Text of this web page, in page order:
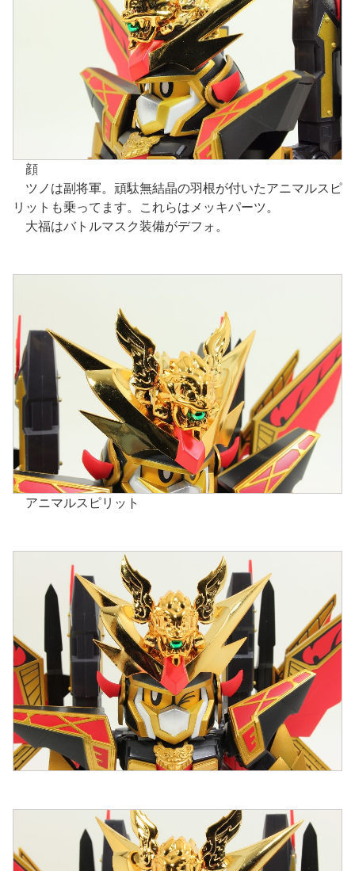
顔
ツノは副将軍。頑駄無結晶の羽根が付いたアニマルスピ
リットも乗ってます。これらはメッキパーツ。
大福はバトルマスク装備がデフォ。
アニマルスピリット